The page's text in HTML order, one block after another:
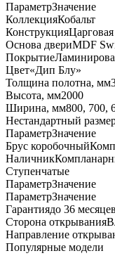
ПараметрЗначение
КоллекцияКобальт
КонструкцияЦарговая
Основа двериMDF
Покрытие
Цвет«Дип Блу»
Толщина полотна, мм
Высота, мм2000
Ширина, мм800, 700,
Нестандартный
ПараметрЗначение
Брус коробочный
Наличник
Ступенчатые
ПараметрЗначение
ПараметрЗначение
Гарантиядо 36 месяцев
Сторона открывания
Направление
Популярные модели